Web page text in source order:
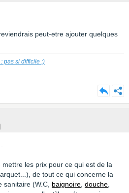
peut-etre ajouter quelques
pas si difficile ;)
les prix pour ce qui est de la
de tout ce qui concerne la
sanitaire (W.C, baignoire douche